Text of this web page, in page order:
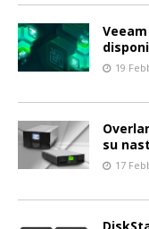
19
su
17